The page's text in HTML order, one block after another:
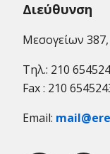
Διεύθυνση
Μεσογείων
Τηλ.: 210
Fax : 210
Email: